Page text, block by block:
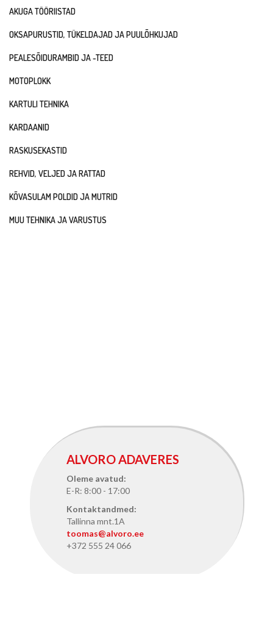
AKUGA TÖÖRIISTAD
OKSAPURUSTID, TÜKELDAJAD JA PUULÕHKUJAD
PEALESÕIDURAMBID JA -TEED
MOTOPLOKK
KARTULI TEHNIKA
KARDAANID
RASKUSEKASTID
REHVID, VELJED JA RATTAD
KÕVASULAM POLDID JA MUTRID
MUU TEHNIKA JA VARUSTUS
ALVORO ADAVERES
Oleme avatud:
E-R: 8:00 - 17:00
Kontaktandmed:
Tallinna mnt.1A
toomas@alvoro.ee
+372 555 24 066